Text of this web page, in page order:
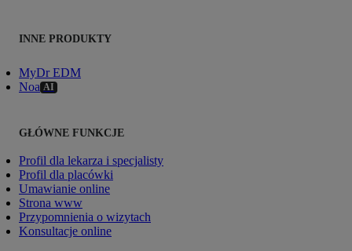
INNE PRODUKTY
MyDr EDM
Noa AI
GŁÓWNE FUNKCJE
Profil dla lekarza i specjalisty
Profil dla placówki
Umawianie online
Strona www
Przypomnienia o wizytach
Konsultacje online